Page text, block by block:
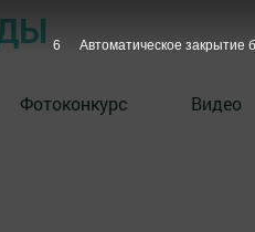
Фотоконкурс Видео
6 Автоматическое закрытие